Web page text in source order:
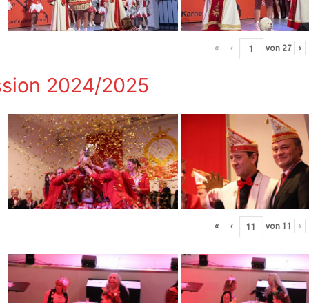
« ‹ von 27 ›
2024/2025
« ‹ von 11 ›